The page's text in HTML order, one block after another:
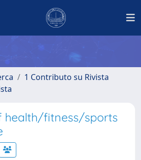
1 Contributo su Rivista
health/fitness/sports